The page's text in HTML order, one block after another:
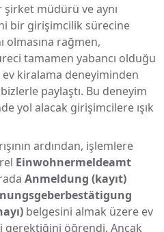
şirket müdürü ve aynı
bir girişimcilik sürecine
olmasına rağmen,
tamamen yabancı olduğu
kiralama deneyiminden
paylaştı. Bu deneyim
yol alacak girişimcilere ışık
ardından, işlemlere
Einwohnermeldeamt
Anmeldung (kayıt)
belgesini almak üzere ev
gerektiğini öğrendi. Ancak